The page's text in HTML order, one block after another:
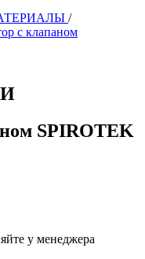
/
с клапаном
SPIROTEK
у менеджера